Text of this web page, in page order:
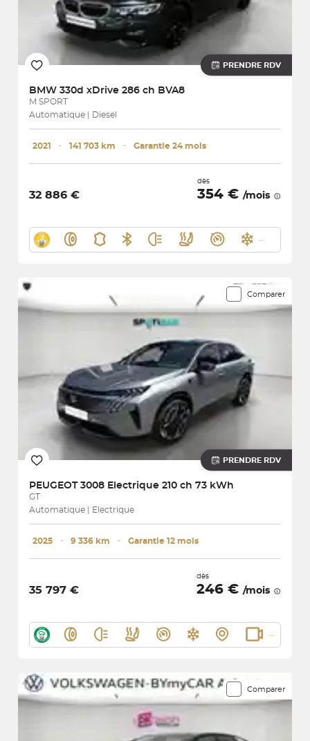
PRENDRE RDV
BMW 330d xDrive 286 ch BVA8
M SPORT
Automatique | Diesel
2021 ･ 141 703 km ･ Garantie 24 mois
32 886 €
dès
354 € /mois
Comparer
PRENDRE RDV
PEUGEOT 3008 Electrique 210 ch 73 kWh
GT
Automatique | Electrique
2025 ･ 9 336 km ･ Garantie 12 mois
35 797 €
dès
246 € /mois
Comparer